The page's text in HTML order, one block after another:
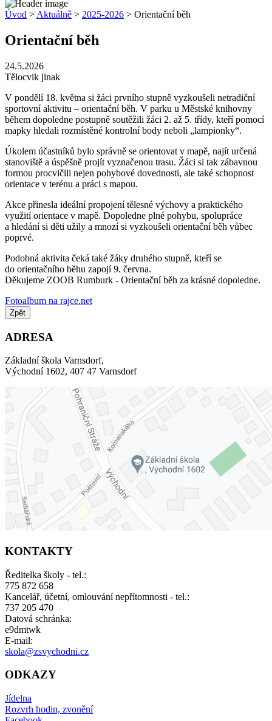
Úvod > Aktuálně > 2025-2026 > Orientační běh
Orientační běh
24.5.2026
Tělocvik jinak
V pondělí 18. května si žáci prvního stupně vyzkoušeli netradiční
sportovní aktivitu – orientační běh. V parku u Městské knihovny
během dopoledne postupně soutěžili žáci 2. až 5. třídy, kteří pomocí
mapky hledali rozmístěné kontrolní body neboli „lampionky“.
Úkolem účastníků bylo správně se orientovat v mapě, najít určená
stanoviště a úspěšně projít vyznačenou trasu. Žáci si tak zábavnou
formou procvičili nejen pohybové dovednosti, ale také schopnost
orientace v terénu a práci s mapou.
Akce přinesla ideální propojení tělesné výchovy a praktického
využití orientace v mapě. Dopoledne plné pohybu, spolupráce
a hledání si děti užily a mnozí si vyzkoušeli orientační běh vůbec
poprvé.
Podobná aktivita čeká také žáky druhého stupně, kteří se
do orientačního běhu zapojí 9. června.
Děkujeme ZOOB Rumburk - Orientační běh za krásné dopoledne.
Fotoalbum na rajce.net
Zpět
ADRESA
Základní škola Varnsdorf,
Východní 1602, 407 47 Varnsdorf
KONTAKTY
Ředitelka školy - tel.:
775 872 658
Kancelář, účetní, omlouvání nepřítomnosti - tel.:
737 205 470
Datová schránka:
e9dmtwk
E-mail:
skola@zsvychodni.cz
ODKAZY
Jídelna
Rozvrh hodin, zvonění